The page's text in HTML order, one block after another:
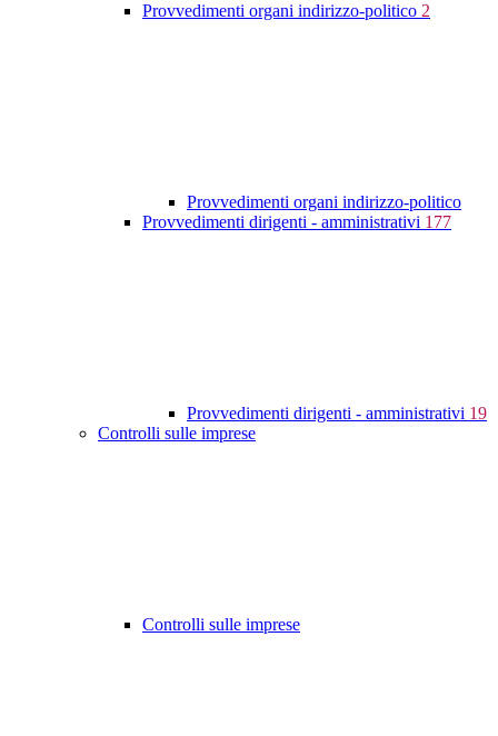
Provvedimenti organi indirizzo-politico 2
Provvedimenti organi indirizzo-politico
Provvedimenti dirigenti - amministrativi 177
Provvedimenti dirigenti - amministrativi 19
Controlli sulle imprese
Controlli sulle imprese